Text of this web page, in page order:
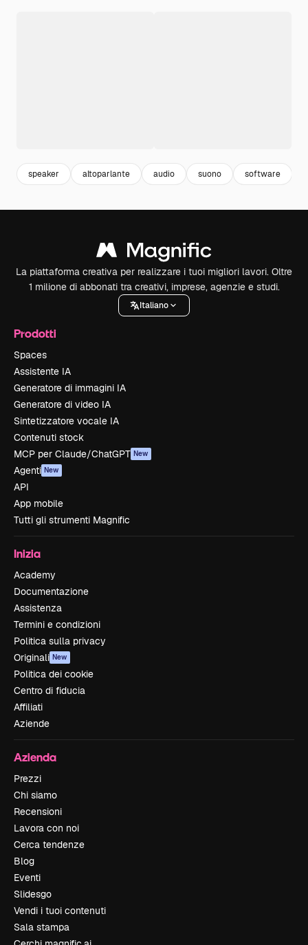
speaker altoparlante audio suono software
La piattaforma creativa per realizzare i tuoi migliori lavori. Oltre
1 milione di abbonati tra creativi, imprese, agenzie e studi.
Italiano
Prodotti
Spaces
Assistente IA
Generatore di immagini IA
Generatore di video IA
Sintetizzatore vocale IA
Contenuti stock
MCP per Claude/ChatGPT New
Agenti New
API
App mobile
Tutti gli strumenti Magnific
Inizia
Academy
Documentazione
Assistenza
Termini e condizioni
Politica sulla privacy
Originali New
Politica dei cookie
Centro di fiducia
Affiliati
Aziende
Azienda
Prezzi
Chi siamo
Recensioni
Lavora con noi
Cerca tendenze
Blog
Eventi
Slidesgo
Vendi i tuoi contenuti
Sala stampa